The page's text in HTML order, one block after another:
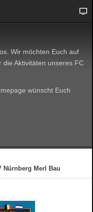
Wir möchten Euch auf
Aktivitäten unseres FC
wünscht Euch
Nürnberg Merl Bau